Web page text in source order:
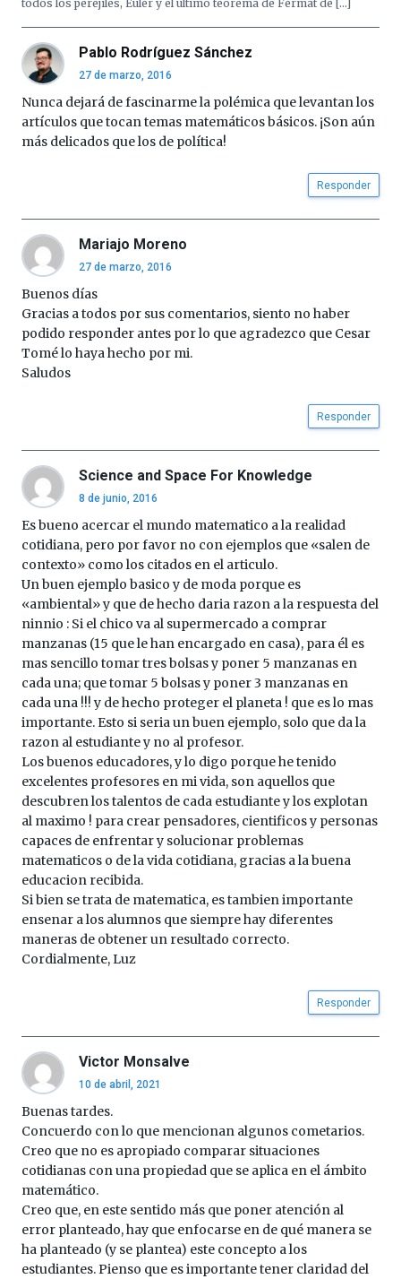
todos los perejiles, Euler y el último teorema de Fermat de […]
Pablo Rodríguez Sánchez
27 de marzo, 2016
Nunca dejará de fascinarme la polémica que levantan los
artículos que tocan temas matemáticos básicos. ¡Son aún
más delicados que los de política!
Responder
Mariajo Moreno
27 de marzo, 2016
Buenos días
Gracias a todos por sus comentarios, siento no haber
podido responder antes por lo que agradezco que Cesar
Tomé lo haya hecho por mi.
Saludos
Responder
Science and Space For Knowledge
8 de junio, 2016
Es bueno acercar el mundo matematico a la realidad
cotidiana, pero por favor no con ejemplos que «salen de
contexto» como los citados en el articulo.
Un buen ejemplo basico y de moda porque es
«ambiental» y que de hecho daria razon a la respuesta del
ninnio : Si el chico va al supermercado a comprar
manzanas (15 que le han encargado en casa), para él es
mas sencillo tomar tres bolsas y poner 5 manzanas en
cada una; que tomar 5 bolsas y poner 3 manzanas en
cada una !!! y de hecho proteger el planeta ! que es lo mas
importante. Esto si seria un buen ejemplo, solo que da la
razon al estudiante y no al profesor.
Los buenos educadores, y lo digo porque he tenido
excelentes profesores en mi vida, son aquellos que
descubren los talentos de cada estudiante y los explotan
al maximo ! para crear pensadores, cientificos y personas
capaces de enfrentar y solucionar problemas
matematicos o de la vida cotidiana, gracias a la buena
educacion recibida.
Si bien se trata de matematica, es tambien importante
ensenar a los alumnos que siempre hay diferentes
maneras de obtener un resultado correcto.
Cordialmente, Luz
Responder
Victor Monsalve
10 de abril, 2021
Buenas tardes.
Concuerdo con lo que mencionan algunos cometarios.
Creo que no es apropiado comparar situaciones
cotidianas con una propiedad que se aplica en el ámbito
matemático.
Creo que, en este sentido más que poner atención al
error planteado, hay que enfocarse en de qué manera se
ha planteado (y se plantea) este concepto a los
estudiantes. Pienso que es importante tener claridad del